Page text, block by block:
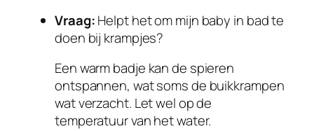
Vraag:Helpt het om mijn baby in bad te
doen bij krampjes?
Een warm badje kan de spieren
ontspannen, wat soms de buikkrampen
wat verzacht. Let wel op de
temperatuur van het water.